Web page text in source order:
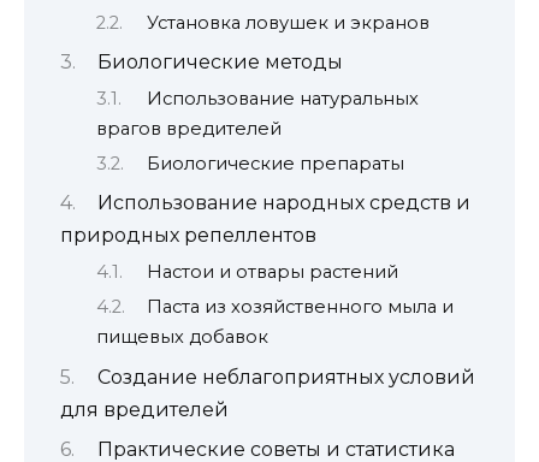
Установка ловушек и экранов
Биологические методы
Использование натуральных
врагов вредителей
Биологические препараты
Использование народных средств и
природных репеллентов
Настои и отвары растений
Паста из хозяйственного мыла и
пищевых добавок
Создание неблагоприятных условий
для вредителей
Практические советы и статистика